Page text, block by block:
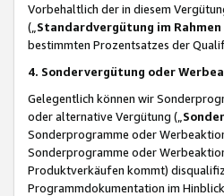
Vorbehaltlich der in diesem
(„ Standardvergütung im
bestimmten Prozentsatzes der
4. Sondervergütung oder
Gelegentlich können wir
oder alternative Vergütung („
Sonderprogramme oder
Sonderprogramme oder
Produktverkäufen kommt)
Programmdokumentation im